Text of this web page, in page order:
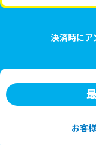
決済時にア
お客